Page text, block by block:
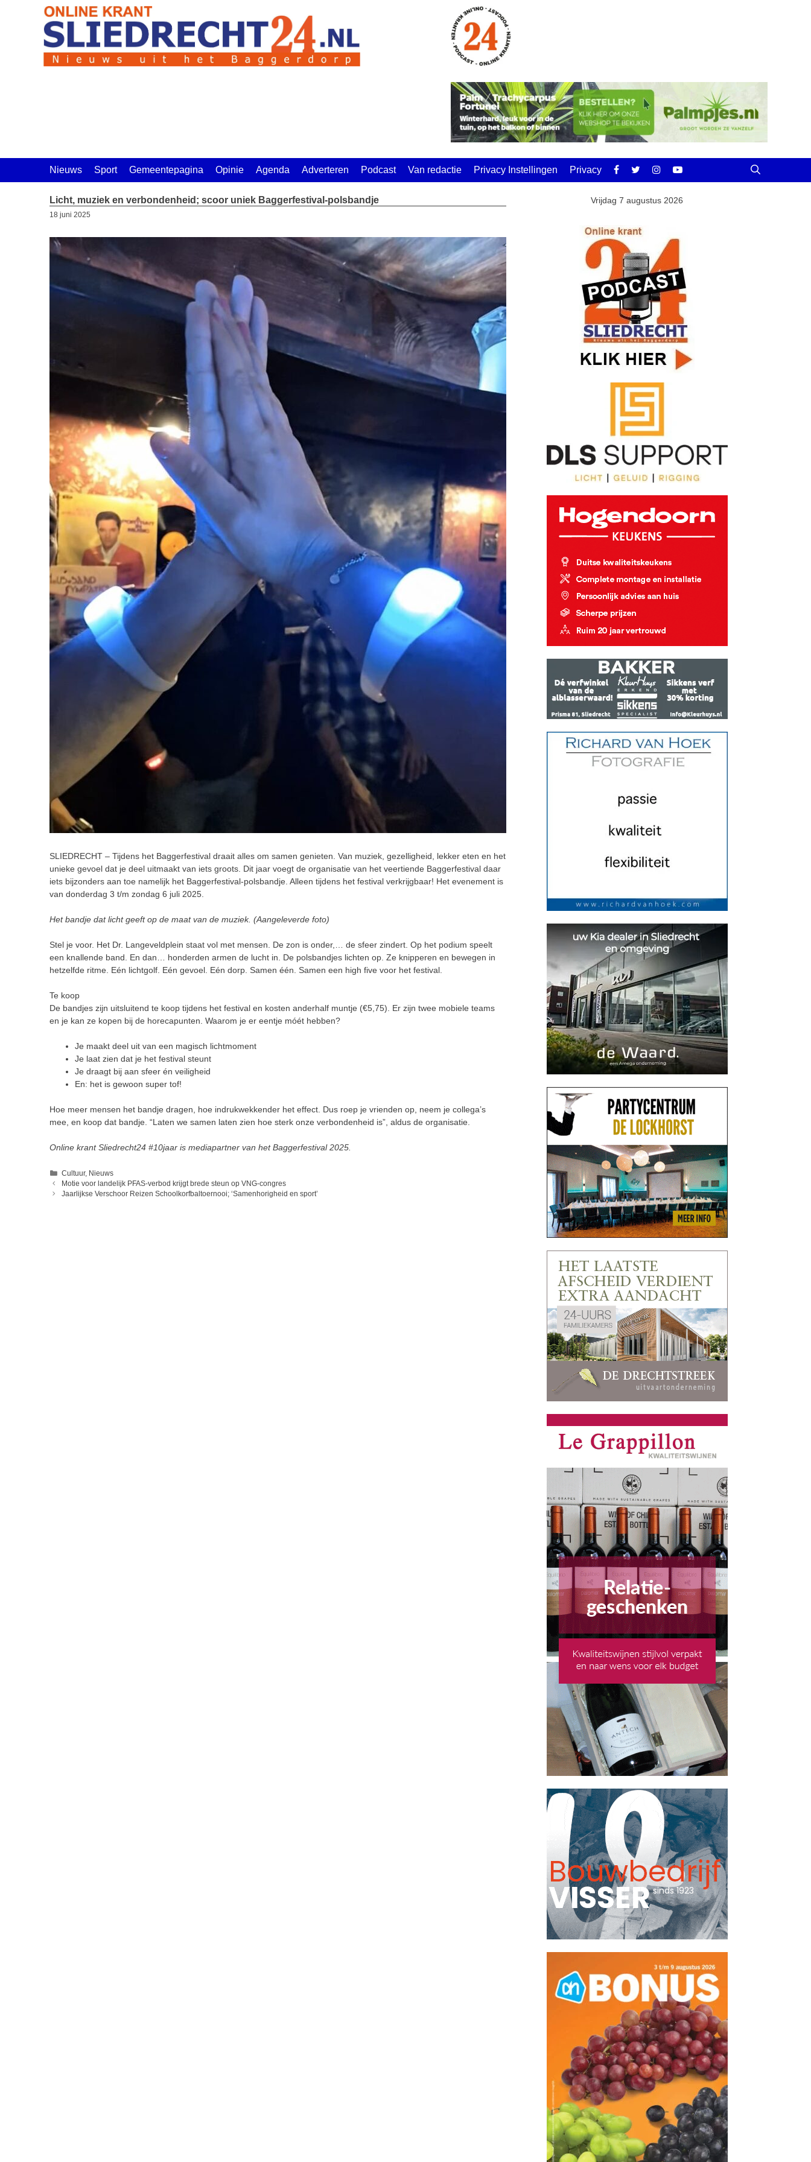
Nieuws Sport Gemeentepagina Opinie Agenda Adverteren Podcast Van redactie Privacy Instellingen Privacy
Licht, muziek en verbondenheid; scoor uniek Baggerfestival-polsbandje
18 juni 2025
SLIEDRECHT – Tijdens het Baggerfestival draait alles om samen genieten. Van muziek, gezelligheid, lekker eten en het
unieke gevoel dat je deel uitmaakt van iets groots. Dit jaar voegt de organisatie van het veertiende Baggerfestival daar
iets bijzonders aan toe namelijk het Baggerfestival-polsbandje. Alleen tijdens het festival verkrijgbaar! Het evenement is
van donderdag 3 t/m zondag 6 juli 2025.
Het bandje dat licht geeft op de maat van de muziek. (Aangeleverde foto)
Stel je voor. Het Dr. Langeveldplein staat vol met mensen. De zon is onder,… de sfeer zindert. Op het podium speelt
een knallende band. En dan… honderden armen de lucht in. De polsbandjes lichten op. Ze knipperen en bewegen in
hetzelfde ritme. Eén lichtgolf. Eén gevoel. Eén dorp. Samen één. Samen een high five voor het festival.
Te koop
De bandjes zijn uitsluitend te koop tijdens het festival en kosten anderhalf muntje (€5,75). Er zijn twee mobiele teams
en je kan ze kopen bij de horecapunten . Waarom je er eentje móét hebben?
Je maakt deel uit van een magisch lichtmoment
Je laat zien dat je het festival steunt
Je draagt bij aan sfeer én veiligheid
En: het is gewoon super tof!
Hoe meer mensen het bandje dragen, hoe indrukwekkender het effect. Dus roep je vrienden op, neem je collega’s
mee, en koop dat bandje. “Laten we samen laten zien hoe sterk onze verbondenheid is”, aldus de organisatie.
Online krant Sliedrecht24 #10jaar is mediapartner van het Baggerfestival 2025.
Categorieën
Cultuur, Nieuws
Motie voor landelijk PFAS-verbod krijgt brede steun op VNG-congres
Jaarlijkse Verschoor Reizen Schoolkorfbaltoernooi; ‘Samenhorigheid en sport’
Vrijdag 7 augustus 2026